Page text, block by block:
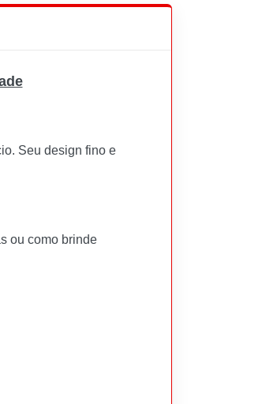
Seu design fino e
ou como brinde